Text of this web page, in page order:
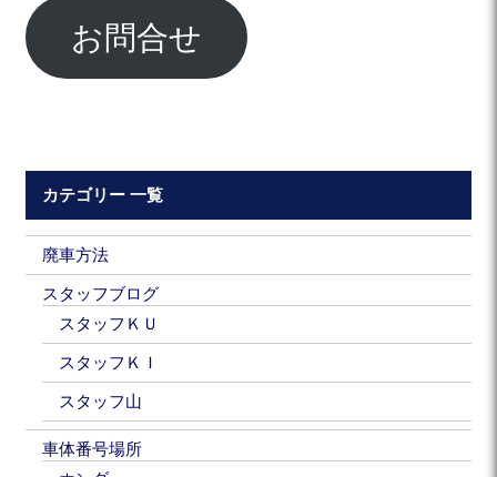
お問合せ
カテゴリー 一覧
廃車方法
スタッフブログ
スタッフＫＵ
スタッフＫＩ
スタッフ山
車体番号場所